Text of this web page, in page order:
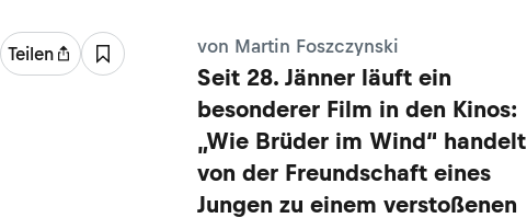
Teilen von Martin Foszczynski
Seit 28. Jänner läuft ein
besonderer Film in den Kinos:
„Wie Brüder im Wind“ handelt
von der Freundschaft eines
Jungen zu einem verstoßenen